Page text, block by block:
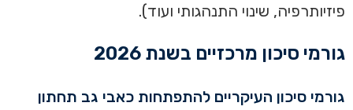
פיזיותרפיה, שינוי התנהגותי ועוד).
גורמי סיכון מרכזיים בשנת 2026
גורמי סיכון העיקריים להתפתחות כאבי גב תחתון